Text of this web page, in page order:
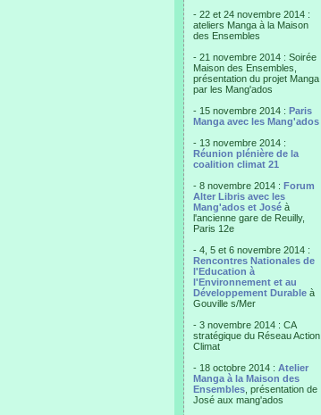
- 22 et 24 novembre 2014 :
ateliers Manga à la Maison
des Ensembles
- 21 novembre 2014 : Soirée
Maison des Ensembles,
présentation du projet Manga
par les Mang'ados
- 15 novembre 2014 : Paris
Manga avec les Mang'ados
- 13 novembre 2014 :
Réunion plénière de la
coalition climat 21
- 8 novembre 2014 : Forum
Alter Libris avec les
Mang'ados et José à
l'ancienne gare de Reuilly,
Paris 12e
- 4, 5 et 6 novembre 2014 :
Rencontres Nationales de
l'Education à
l'Environnement et au
Développement Durable à
Gouville s/Mer
- 3 novembre 2014 : CA
stratégique du Réseau Action
Climat
- 18 octobre 2014 : Atelier
Manga à la Maison des
Ensembles , présentation de
José aux mang'ados